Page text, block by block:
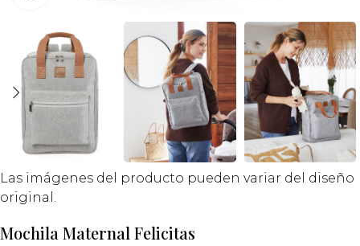
Las imágenes del producto pueden variar del diseño
original.
Mochila Maternal Felicitas